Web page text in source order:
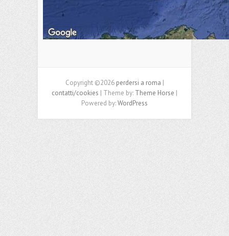
Copyright ©2026 perdersi a roma |
contatti/cookies | Theme by: Theme Horse |
Powered by:WordPress